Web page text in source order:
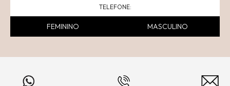
FEMININO MASCULINO